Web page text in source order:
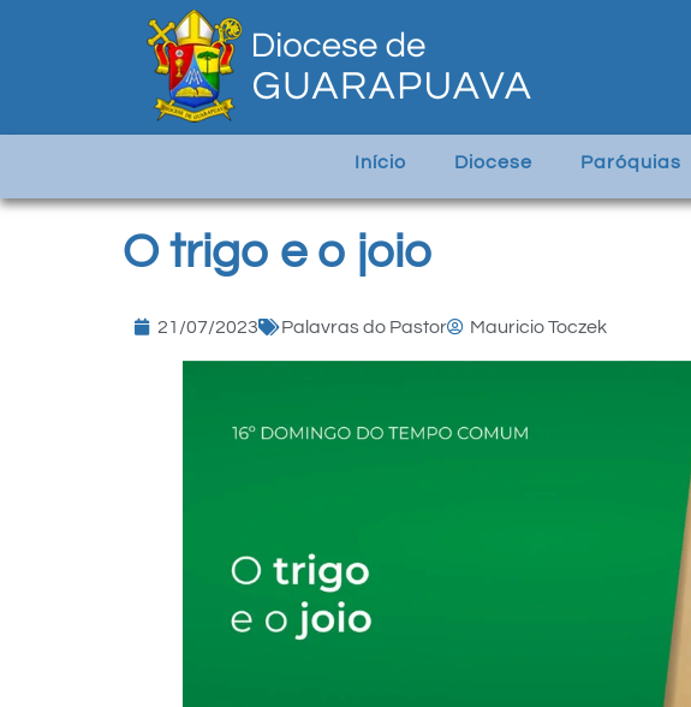
Início Diocese Paróquias
O trigo e o joio
21/07/2023 Palavras do Pastor Mauricio Toczek